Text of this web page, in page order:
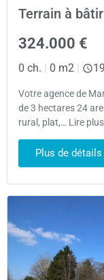
Terrain à
324.000 €
0 ch. 0 m2
Votre agence de
de 3 hectares 24
rural, plat,… Lire plus
Plus de détails